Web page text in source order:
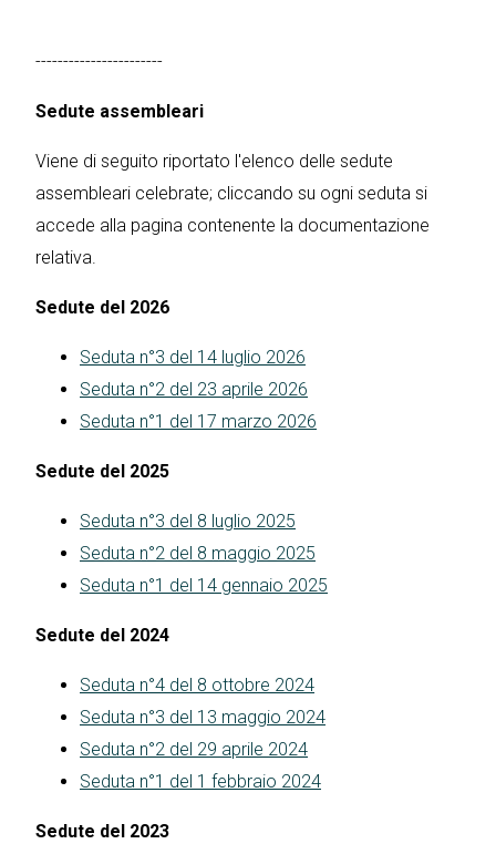
-----------------------
Sedute assembleari
Viene di seguito riportato l'elenco delle sedute
assembleari celebrate; cliccando su ogni seduta si
accede alla pagina contenente la documentazione
relativa.
Sedute del 2026
Seduta n°3 del 14 luglio 2026
Seduta n°2 del 23 aprile 2026
Seduta n°1 del 17 marzo 2026
Sedute del 2025
Seduta n°3 del 8 luglio 2025
Seduta n°2 del 8 maggio 2025
Seduta n°1 del 14 gennaio 2025
Sedute del 2024
Seduta n°4 del 8 ottobre 2024
Seduta n°3 del 13 maggio 2024
Seduta n°2 del 29 aprile 2024
Seduta n°1 del 1 febbraio 2024
Sedute del 2023